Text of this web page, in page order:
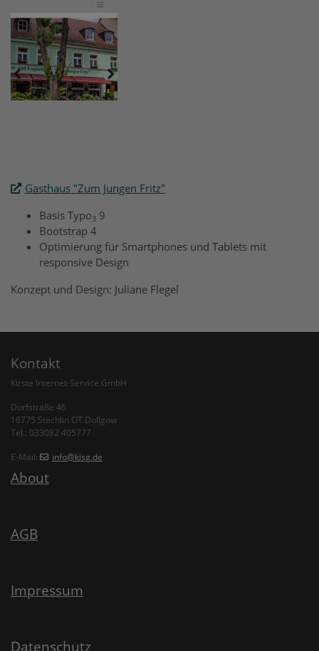
Gasthaus "Zum Jungen Fritz"
Basis Typo3 9
Bootstrap 4
Optimierung für Smartphones und Tablets mit
responsive Design
Konzept und Design: Juliane Flegel
Kontakt
Kirste Internet-Service GmbH
Dorfstraße 46
16775 Stechlin OT Dollgow
Tel.: 033082 405777
E-Mail:
info@kisg.de
About
AGB
Impressum
Datenschutz